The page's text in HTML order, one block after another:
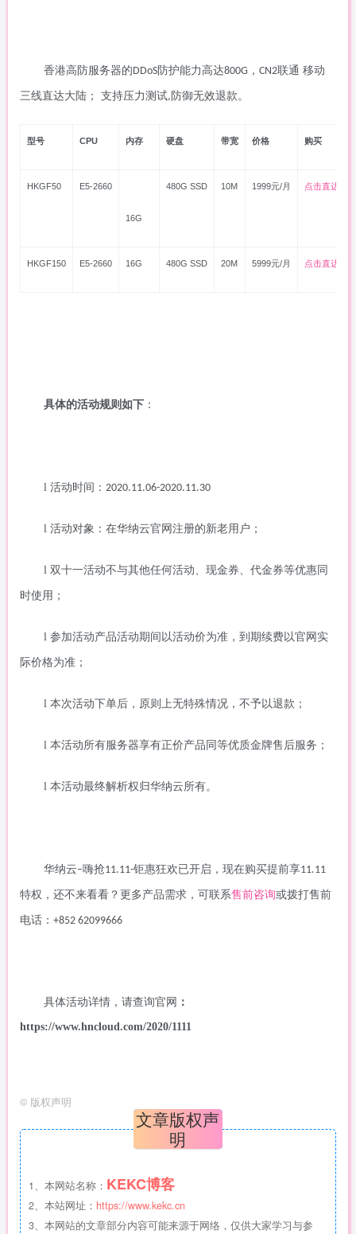
香港高防服务器的DDoS防护能力高达800G ， CN2联通 移动
三线直达大陆； 支持压力测试, 防御无效退款。
型号 CPU 内存 硬盘 带宽 价格 购买
HKGF50 E5-2660
16G
480G SSD 10M 1999元/月 点击直达
HKGF150 E5-2660 16G 480G SSD 20M 5999元/月 点击直达
具体的活动规则如下 ：
l 活动时间： 2020.11.06-2020.11.30
l 活动对象：在华纳云官网注册的新老用户；
l 双十一活动不与其他任何活动、现金券、代金券等优惠同
时使用；
l 参加活动产品活动期间以活动价为准，到期续费以官网实
际价格为准；
l 本次活动下单后，原则上无特殊情况，不予以退款；
l 本活动所有服务器享有正价产品同等优质金牌售后服务；
l 本活动最终解析权归华纳云所有。
华纳云–嗨抢11.11-钜惠狂欢已开启，现在购买提前享11.11
特权，还不来看看？更多产品需求，可联系售前咨询或拨打售前
电话： +852 62099666
具体活动详情，请查询官网 ：
https://www.hncloud.com/2020/1111
© 版权声明
文章版权声
明
1、本网站名称： KEKC博客
2、本站网址： https://www.kekc.cn
3、本网站的文章部分内容可能来源于网络，仅供大家学习与参